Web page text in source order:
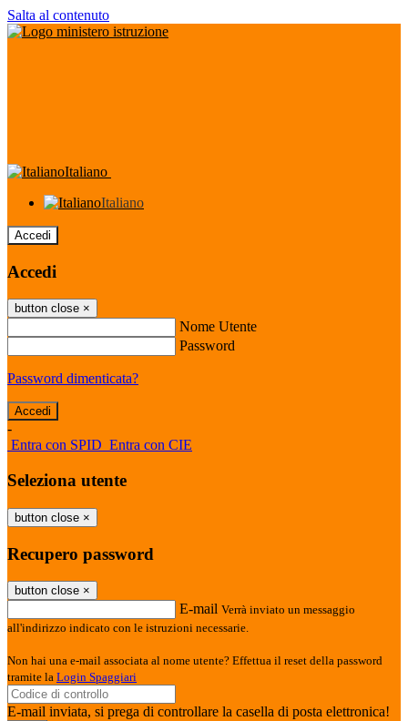
Salta al contenuto
Italiano
Italiano
Accedi
Accedi
button close ×
Nome Utente
Password
Password dimenticata?
-
Entra con SPID Entra con CIE
Seleziona utente
button close ×
Recupero password
button close ×
E-mail Verrà inviato un messaggio
all'indirizzo indicato con le istruzioni necessarie.
Non hai una e-mail associata al nome utente? Effettua il reset della password
tramite la Login Spaggiari
E-mail inviata, si prega di controllare la casella di posta elettronica!